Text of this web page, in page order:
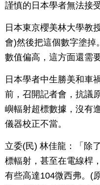
謹慎的日本學者無法接
日本東京櫻美林大學教
會)然後把這個數字塗掉
數值偏高，這方面還需
日本學者中生勝美和車
前，召開記者會，抗議
嶼輻射超標數據，沒有
儀器校正不當。
立委(民) 林佳龍：「除
標輻射，甚至在電線桿
有些高達104微西弗。(